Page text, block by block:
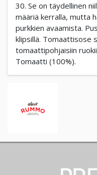
30. Se on täydellinen
määriä kerralla, mutta
purkkien avaamista.
klipsillä. Tomaattisose
tomaattipohjaisiin
Tomaatti (100%).